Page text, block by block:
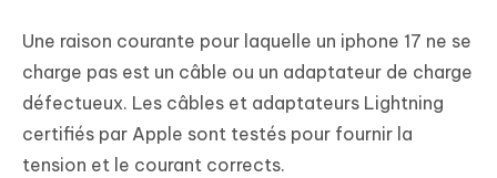
Une raison courante pour laquelle un iphone 17 ne se
charge pas est un câble ou un adaptateur de charge
défectueux. Les câbles et adaptateurs Lightning
certifiés par Apple sont testés pour fournir la
tension et le courant corrects.